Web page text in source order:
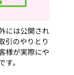
には公開され
引のやりとり
様が実際にや
。